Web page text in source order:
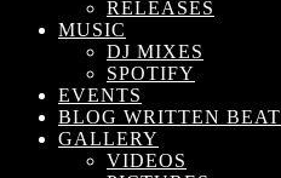
RELEASES
MUSIC
DJ MIXES
SPOTIFY
EVENTS
BLOG WRITTEN BEAT
GALLERY
VIDEOS